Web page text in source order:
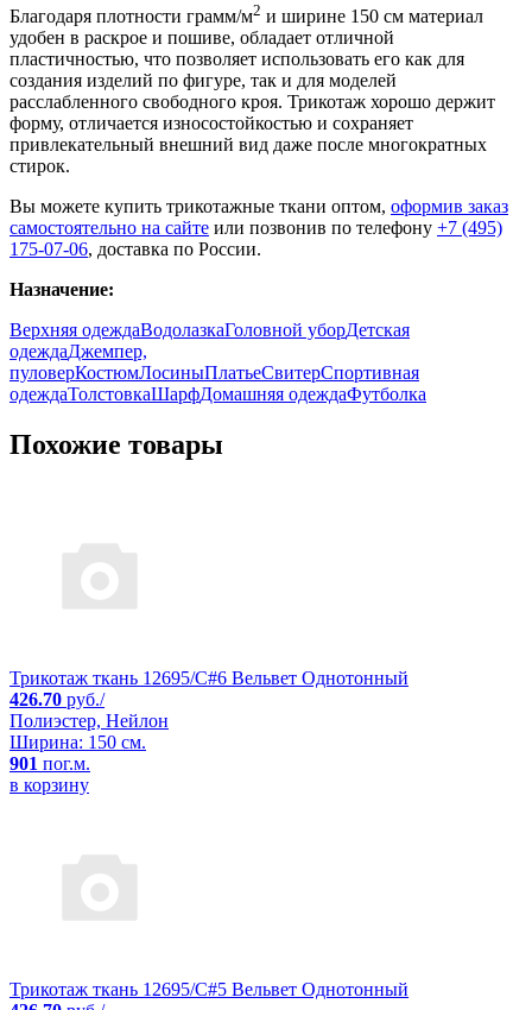
Благодаря плотности грамм/м2 и ширине 150 см материал
удобен в раскрое и пошиве, обладает отличной
пластичностью, что позволяет использовать его как для
создания изделий по фигуре, так и для моделей
расслабленного свободного кроя. Трикотаж хорошо держит
форму, отличается износостойкостью и сохраняет
привлекательный внешний вид даже после многократных
стирок.
Вы можете купить трикотажные ткани оптом, оформив заказ
самостоятельно на сайте или позвонив по телефону +7 (495)
175-07-06, доставка по России.
Назначение:
Верхняя одеждаВодолазкаГоловной уборДетская
одеждаДжемпер,
пуловерКостюмЛосиныПлатьеСвитерСпортивная
одеждаТолстовкаШарфДомашняя одеждаФутболка
Похожие товары
Трикотаж ткань 12695/C#6 Вельвет Однотонный
426.70 руб./
Полиэстер, Нейлон
Ширина: 150 см.
901 пог.м.
в корзину
Трикотаж ткань 12695/C#5 Вельвет Однотонный